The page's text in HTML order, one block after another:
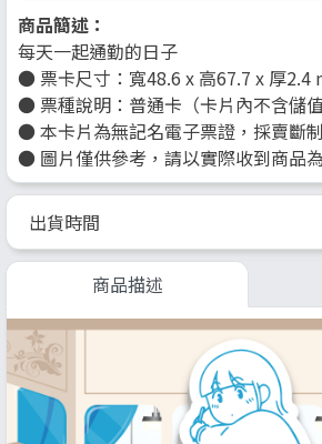
商品簡述：
每天一起通勤的日子
● 票卡尺寸：寬48.6 x 高67.7 x 厚2.4
● 票種說明：普通卡（卡片內不含儲值
● 本卡片為無記名電子票證，採賣斷
● 圖片僅供參考，請以實際收到商品
出貨時間
商品描述